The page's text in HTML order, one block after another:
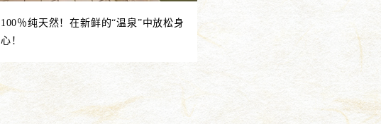
100％纯天然！在新鲜的“温泉”中放松身
心！